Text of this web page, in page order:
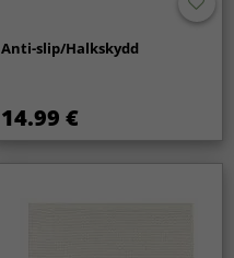
Anti-slip/Halkskydd
14.99 €